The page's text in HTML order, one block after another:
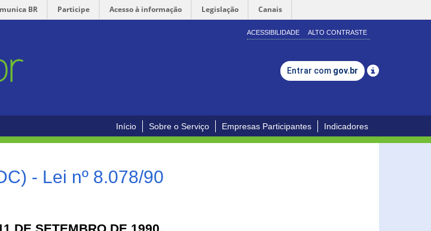
BR Participe Acesso à informação Legislação Canais
ACESSIBILIDADE ALTO CONTRASTE
Entrar com gov.br
Início Sobre o Serviço Empresas Participantes Indicadores
- Lei nº 8.078/90
DE SETEMBRO DE 1990.